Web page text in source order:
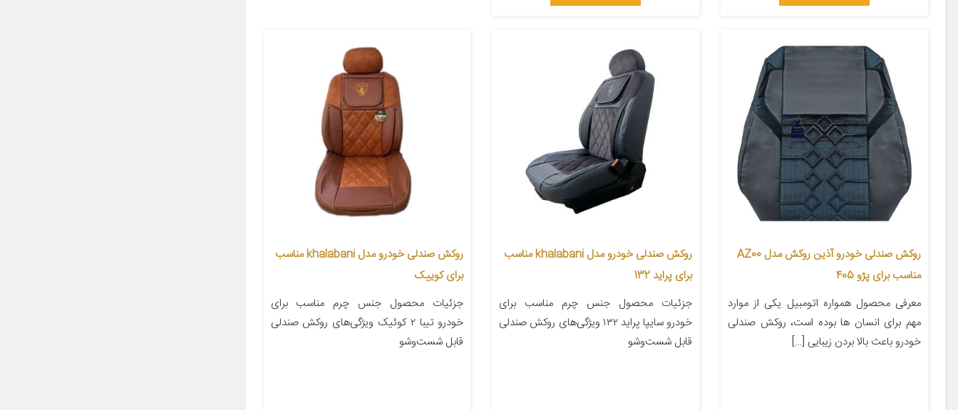
روکش صندلی خودرو آذین روکش مدل AZ00
مناسب برای پژو 405
معرفی محصول همواره اتومبیل یکی از موارد
مهم برای انسان ها بوده است، روکش صندلی
خودرو باعث بالا بردن زیبایی […]
روکش صندلی خودرو مدل khalabani مناسب
برای پراید 132
جزئیات محصول جنس چرم مناسب برای
خودرو سایپا پراید ۱۳۲ ویژگی‌های روکش صندلی
قابل شست‌وشو
روکش صندلی خودرو مدل khalabani مناسب
برای کوییک
جزئیات محصول جنس چرم مناسب برای
خودرو تیبا ۲ کوئیک ویژگی‌های روکش صندلی
قابل شست‌وشو